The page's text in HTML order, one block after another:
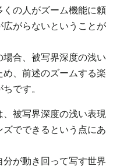
の人がズーム機能に頼
がらないということが
合、被写界深度の浅い
、前述のズームする楽
です。
被写界深度の浅い表現
でできるという点にあ
が動き回って写す世界